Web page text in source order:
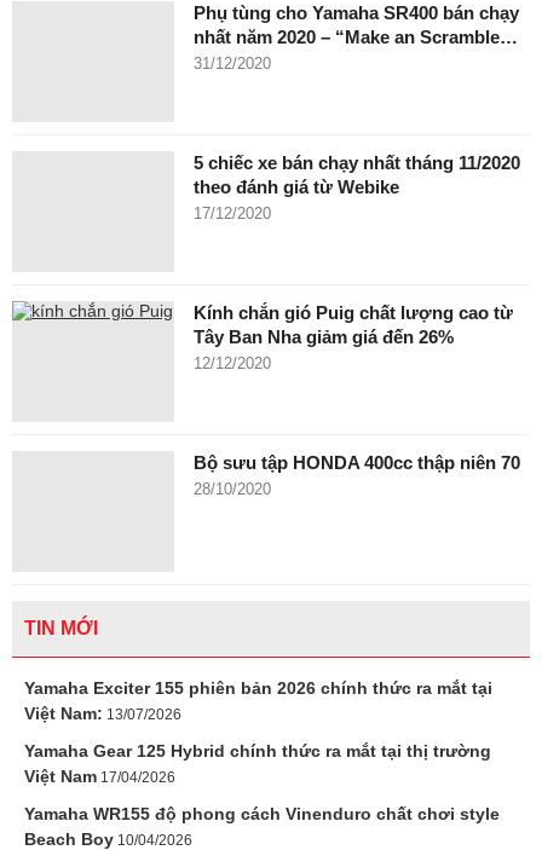
Phụ tùng cho Yamaha SR400 bán chạy
nhất năm 2020 – “Make an Scramble…
31/12/2020
5 chiếc xe bán chạy nhất tháng 11/2020
theo đánh giá từ Webike
17/12/2020
Kính chắn gió Puig chất lượng cao từ
Tây Ban Nha giảm giá đến 26%
12/12/2020
Bộ sưu tập HONDA 400cc thập niên 70
28/10/2020
TIN MỚI
Yamaha Exciter 155 phiên bản 2026 chính thức ra mắt tại
Việt Nam: 13/07/2026
Yamaha Gear 125 Hybrid chính thức ra mắt tại thị trường
Việt Nam 17/04/2026
Yamaha WR155 độ phong cách Vinenduro chất chơi style
Beach Boy 10/04/2026